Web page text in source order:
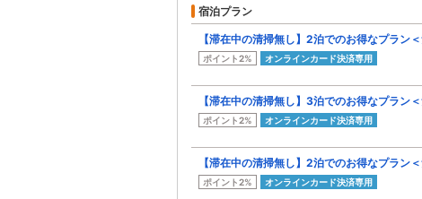
宿泊プラン
【滞在中の清掃無し】2泊でのお得なプラン
ポイント2% オンラインカード決済専用
【滞在中の清掃無し】3泊でのお得なプラン
ポイント2% オンラインカード決済専用
【滞在中の清掃無し】2泊でのお得なプラン
ポイント2% オンラインカード決済専用